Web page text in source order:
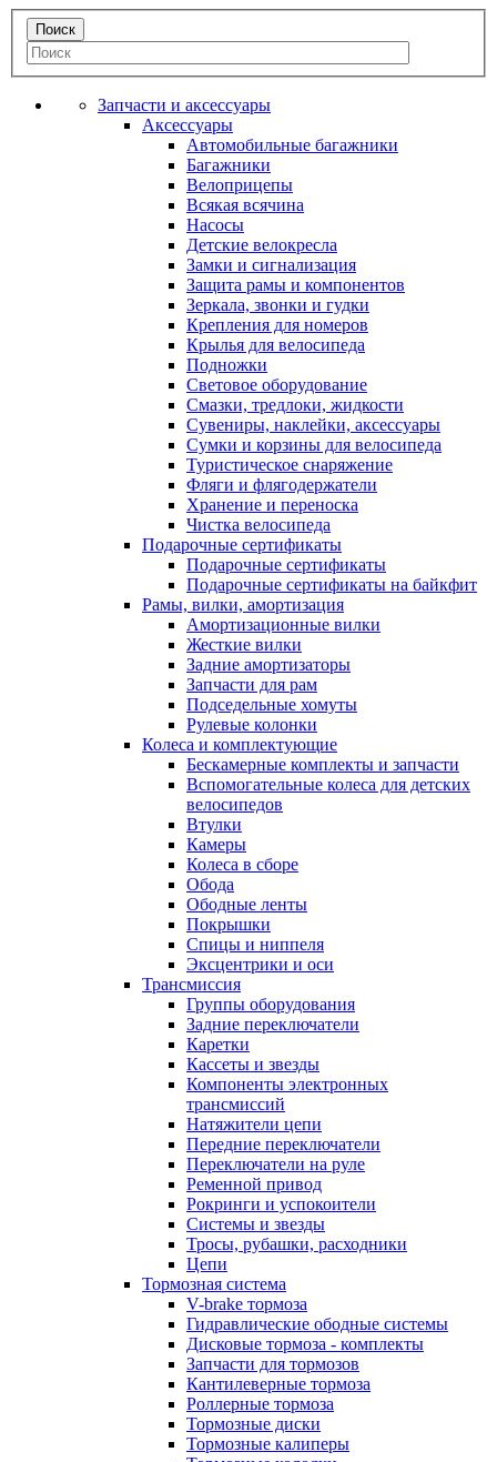
Запчасти и аксессуары
Аксессуары
Автомобильные багажники
Багажники
Велоприцепы
Всякая всячина
Насосы
Детские велокресла
Замки и сигнализация
Защита рамы и компонентов
Зеркала, звонки и гудки
Крепления для номеров
Крылья для велосипеда
Подножки
Световое оборудование
Смазки, тредлоки, жидкости
Сувениры, наклейки, аксессуары
Сумки и корзины для велосипеда
Туристическое снаряжение
Фляги и флягодержатели
Хранение и переноска
Чистка велосипеда
Подарочные сертификаты
Подарочные сертификаты
Подарочные сертификаты на байкфит
Рамы, вилки, амортизация
Амортизационные вилки
Жесткие вилки
Задние амортизаторы
Запчасти для рам
Подседельные хомуты
Рулевые колонки
Колеса и комплектующие
Бескамерные комплекты и запчасти
Вспомогательные колеса для детских
велосипедов
Втулки
Камеры
Колеса в сборе
Обода
Ободные ленты
Покрышки
Спицы и ниппеля
Эксцентрики и оси
Трансмиссия
Группы оборудования
Задние переключатели
Каретки
Кассеты и звезды
Компоненты электронных
трансмиссий
Натяжители цепи
Передние переключатели
Переключатели на руле
Ременной привод
Рокринги и успокоители
Системы и звезды
Тросы, рубашки, расходники
Цепи
Тормозная система
V-brake тормоза
Гидравлические ободные системы
Дисковые тормоза - комплекты
Запчасти для тормозов
Кантилеверные тормоза
Роллерные тормоза
Тормозные диски
Тормозные калиперы